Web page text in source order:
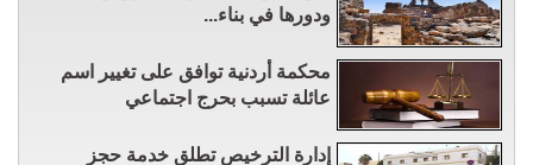
ودورها في بناء...
محكمة أردنية توافق على تغيير اسم
عائلة تسبب بحرج اجتماعي
إدارة الترخيص تطلق خدمة حجز